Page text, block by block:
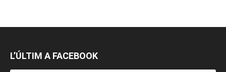
L’ÚLTIM A FACEBOOK